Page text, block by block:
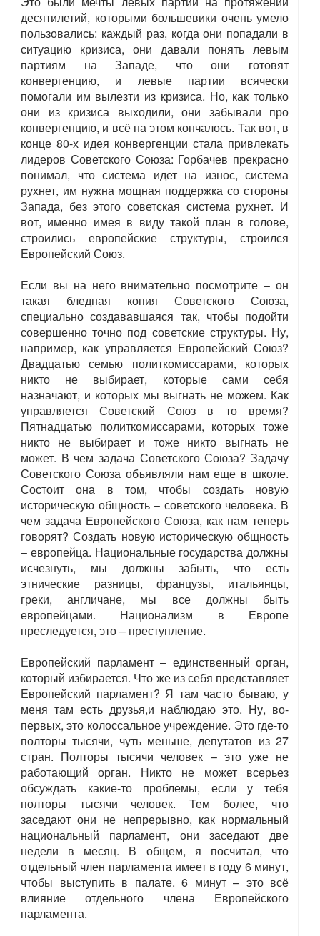
десятилетий, которыми большевики очень умело
пользовались: каждый раз, когда они попадали в
ситуацию кризиса, они давали понять левым
партиям на Западе, что они готовят
конвергенцию, и левые партии всячески
помогали им вылезти из кризиса. Но, как только
они из кризиса выходили, они забывали про
конвергенцию, и всё на этом кончалось. Так вот, в
конце 80-х идея конвергенции стала привлекать
лидеров Советского Союза: Горбачев прекрасно
понимал, что система идет на износ, система
рухнет, им нужна мощная поддержка со стороны
Запада, без этого советская система рухнет. И
вот, именно имея в виду такой план в голове,
строились европейские структуры, строился
Европейский Союз.
Если вы на него внимательно посмотрите – он
такая бледная копия Советского Союза,
специально создававшаяся так, чтобы подойти
совершенно точно под советские структуры. Ну,
например, как управляется Европейский Союз?
Двадцатью семью политкомиссарами, которых
никто не выбирает, которые сами себя
назначают, и которых мы выгнать не можем. Как
управляется Советский Союз в то время?
Пятнадцатью политкомиссарами, которых тоже
никто не выбирает и тоже никто выгнать не
может. В чем задача Советского Союза? Задачу
Советского Союза объявляли нам еще в школе.
Состоит она в том, чтобы создать новую
историческую общность – советского человека. В
чем задача Европейского Союза, как нам теперь
говорят? Создать новую историческую общность
– европейца. Национальные государства должны
исчезнуть, мы должны забыть, что есть
этнические разницы, французы, итальянцы,
греки, англичане, мы все должны быть
европейцами. Национализм в Европе
преследуется, это – преступление.
Европейский парламент – единственный орган,
который избирается. Что же из себя представляет
Европейский парламент? Я там часто бываю, у
меня там есть друзья,и наблюдаю это. Ну, во-
первых, это колоссальное учреждение. Это где-то
полторы тысячи, чуть меньше, депутатов из 27
стран. Полторы тысячи человек – это уже не
работающий орган. Никто не может всерьез
обсуждать какие-то проблемы, если у тебя
полторы тысячи человек. Тем более, что
заседают они не непрерывно, как нормальный
национальный парламент, они заседают две
недели в месяц. В общем, я посчитал, что
отдельный член парламента имеет в году 6 минут,
чтобы выступить в палате. 6 минут – это всё
влияние отдельного члена Европейского
парламента.